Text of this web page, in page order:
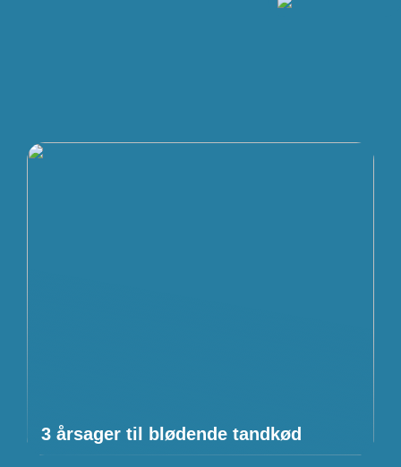
3 årsager til blødende tandkød